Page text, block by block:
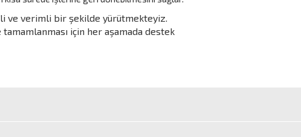
ve verimli bir şekilde yürütmekteyiz.
için her aşamada destek